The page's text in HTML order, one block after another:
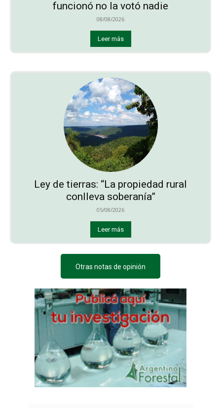
funcionó no la votó nadie
08/08/2026
Leer más
Ley de tierras: “La propiedad rural
conlleva soberanía”
05/08/2026
Leer más
Otras notas de opinión